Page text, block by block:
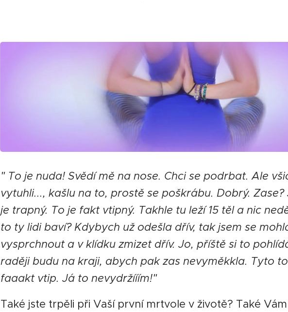
" To je nuda! Svědí mě na nose. Chci se podrbat. Ale
vytuhli..., kašlu na to, prostě se poškrábu. Dobrý. Zase?
je trapný. To je fakt vtipný. Takhle tu leží 15 těl a nic
to ty lidi baví? Kdybych už odešla dřív, tak jsem se
vysprchnout a v klídku zmizet dřív. Jo, příště si to
raději budu na kraji, abych pak zas nevyměkkla. Tyto
faaakt vtip. Já to nevydržííím!"
Také jste trpěli při Vaší první mrtvole v životě? Také